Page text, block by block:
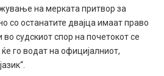
на мерката притвор за
со останатите двајца имаат право
судскиот спор на почетокот се
го водат на официјалниот,